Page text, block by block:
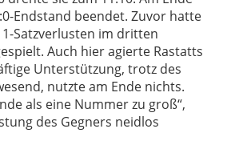
Endstand beendet. Zuvor hatte
Satzverlusten im dritten
Auch hier agierte Rastatts
Unterstützung, trotz des
nutzte am Ende nichts.
als eine Nummer zu groß“,
des Gegners neidlos